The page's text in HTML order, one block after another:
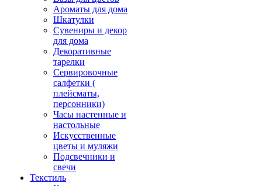
Ароматы для дома
Шкатулки
Сувениры и декор
для дома
Декоративные
тарелки
Сервировочные
салфетки (
плейсматы,
персонники)
Часы настенные и
настольные
Искусственные
цветы и муляжи
Подсвечники и
свечи
Текстиль